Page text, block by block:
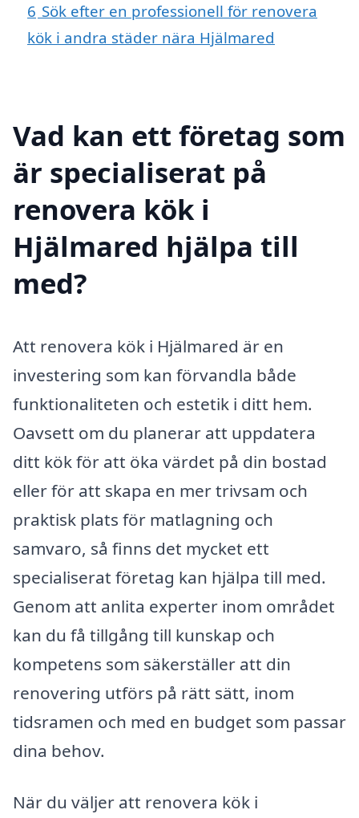
6 Sök efter en professionell för renovera
kök i andra städer nära Hjälmared
Vad kan ett företag som
är specialiserat på
renovera kök i
Hjälmared hjälpa till
med?
Att renovera kök i Hjälmared är en
investering som kan förvandla både
funktionaliteten och estetik i ditt hem.
Oavsett om du planerar att uppdatera
ditt kök för att öka värdet på din bostad
eller för att skapa en mer trivsam och
praktisk plats för matlagning och
samvaro, så finns det mycket ett
specialiserat företag kan hjälpa till med.
Genom att anlita experter inom området
kan du få tillgång till kunskap och
kompetens som säkerställer att din
renovering utförs på rätt sätt, inom
tidsramen och med en budget som passar
dina behov.
När du väljer att renovera kök i